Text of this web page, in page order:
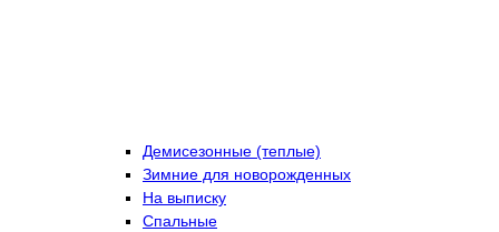
Демисезонные (теплые)
Зимние для новорожденных
На выписку
Спальные